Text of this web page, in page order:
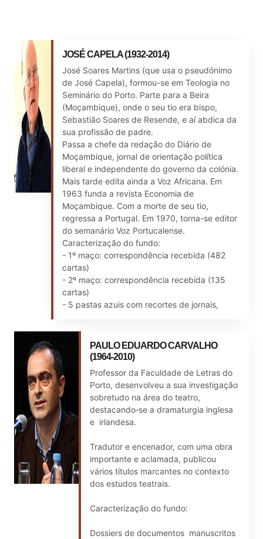
JOSÉ CAPELA (1932-2014)
José Soares Martins (que usa o pseudónimo
de José Capela), formou-se em Teologia no
Seminário do Porto. Parte para a Beira
(Moçambique), onde o seu tio era bispo,
Sebastião Soares de Resende, e aí abdica da
sua profissão de padre.
Passa a chefe da redação do Diário de
Moçambique, jornal de orientação política
liberal e independente do governo da colónia.
Mais tarde edita ainda a Voz Africana. Em
1963 funda a revista Economia de
Moçambique. Com a morte de seu tio,
regressa a Portugal. Em 1970, torna-se editor
do semanário Voz Portucalense.
Caracterização do fundo:
- 1º maço: correspondência recebida (482
cartas)
- 2º maço: correspondência recebida (135
cartas)
- 5 pastas azuis com recortes de jornais,
PAULO EDUARDO CARVALHO
(1964-2010)
Professor da Faculdade de Letras do
Porto, desenvolveu a sua investigação
sobretudo na área do teatro,
destacando‐se a dramaturgia inglesa
e irlandesa.
Tradutor e encenador, com uma obra
importante e aclamada, publicou
vários títulos marcantes no contexto
dos estudos teatrais.
Caracterização do fundo:
Dossiers de documentos manuscritos